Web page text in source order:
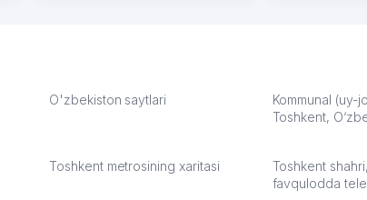
O'zbekiston saytlari
Kommunal (uy-
Toshkent,
Toshkent metrosining xaritasi
Toshkent
favqulodda